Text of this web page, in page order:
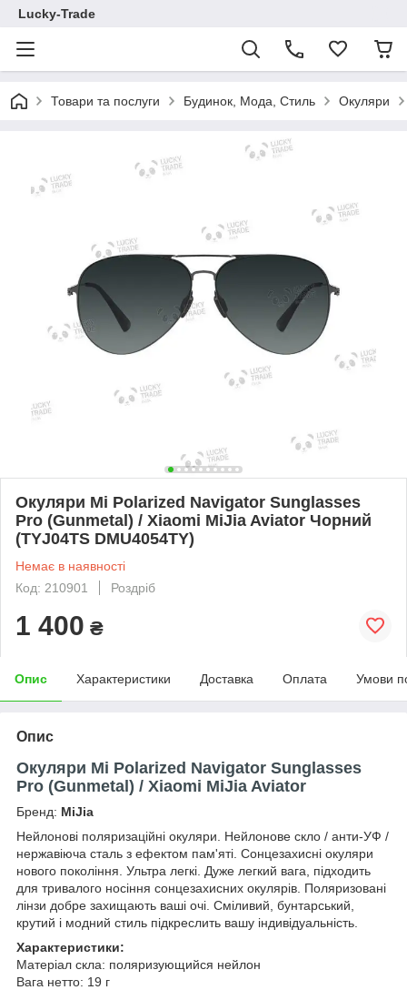
Lucky-Trade
Товари та послуги Будинок, Мода, Стиль Окуляри
Окуляри Mi Polarized Navigator Sunglasses
Pro (Gunmetal) / Xiaomi MiJia Aviator Чорний
(TYJ04TS DMU4054TY)
Немає в наявності
Код: 210901
Роздріб
1 400 ₴
Опис Характеристики Доставка Оплата Умови
Опис
Окуляри Mi Polarized Navigator Sunglasses
Pro (Gunmetal) / Xiaomi MiJia Aviator
Бренд: MiJia
Нейлонові поляризаційні окуляри. Нейлонове скло / анти-УФ /
нержавіюча сталь з ефектом пам'яті. Сонцезахисні окуляри
нового покоління. Ультра легкі. Дуже легкий вага, підходить
для тривалого носіння сонцезахисних окулярів. Поляризовані
лінзи добре захищають ваші очі. Сміливий, бунтарський,
крутий і модний стиль підкреслить вашу індивідуальність.
Характеристики:
Матеріал скла: поляризующийся нейлон
Вага нетто: 19 г